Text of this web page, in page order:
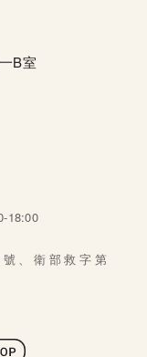
B室
18:00
號、衛部救字第